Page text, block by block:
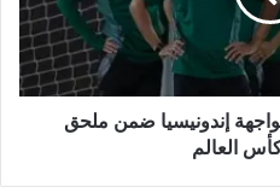
إندونيسيا ضمن ملحق
العالم